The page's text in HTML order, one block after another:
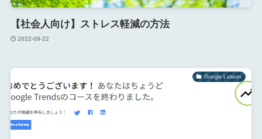
【社会人向け】ストレス軽減の方法
2022-09-22
Google Lesson